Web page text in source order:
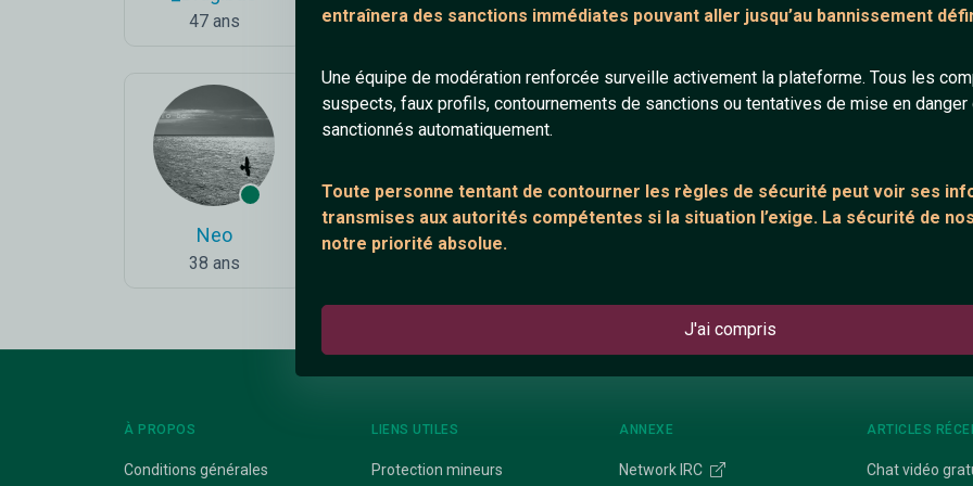
entraînera des sanctions immédiates pouvant aller jusqu’au bannissement
Une équipe de modération renforcée surveille activement la plateforme. Tous les
suspects, faux profils, contournements de sanctions ou tentatives de mise en danger
sanctionnés automatiquement.
Toute personne tentant de contourner les règles de sécurité peut voir ses
transmises aux autorités compétentes si la situation l’exige. La sécurité de
notre priorité absolue.
J'ai compris
47 ans 28 ans 50 ans 49 ans
Neo
38 ans
BlackFox
À PROPOS
Conditions générales
LIENS UTILES
Protection mineurs
ANNEXE
Network IRC
ARTICLES
Chat vidéo